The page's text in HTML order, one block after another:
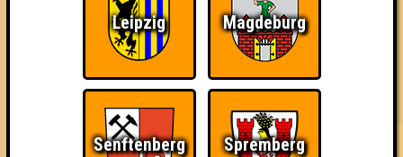
Ich war da, vor 3000
Jahren
Da-Da Da! Da-Da Da! Teil der Oberschicht
Leipzig Magdeburg
Senftenberg Spremberg